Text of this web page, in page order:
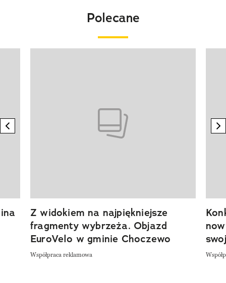
Polecane
previous element
Z widokiem na najpiękniejsze
fragmenty wybrzeża. Objazd
EuroVelo w gminie Choczewo
Współpraca reklamowa